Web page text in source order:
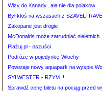
Wizy do Kanady...ale nie dla polakow
Był ktoś na wszasach z
Zakopane jest drogie
McDonalds może zatrudniać nieletnich
Plażuj.pl - oszuści
Podróże w pojedynkę-Włochy
Powstaje nowy aquapark na wyspie
SYLWESTER - RZYM !!!
Sprawdź cenę biletu na pociąg przed